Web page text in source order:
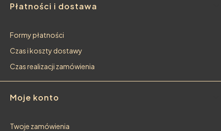
Płatności i dostawa
Formy płatności
Czas i koszty dostawy
Czas realizacji zamówienia
Moje konto
Twoje zamówienia